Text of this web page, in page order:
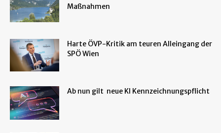
Maßnahmen
Harte ÖVP-Kritik am teuren Alleingang der
SPÖ Wien
Ab nun gilt neue KI Kennzeichnungspflicht